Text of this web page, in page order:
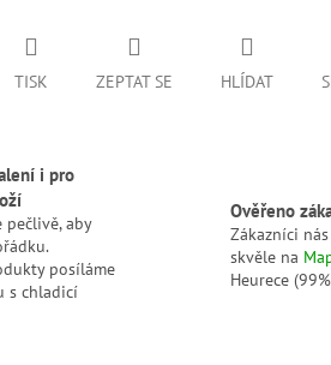
TISK ZEPTAT SE HLÍDAT
i pro
aby
posíláme
s chladicí
Ověřeno
Zákazníci
skvěle na
Heurece